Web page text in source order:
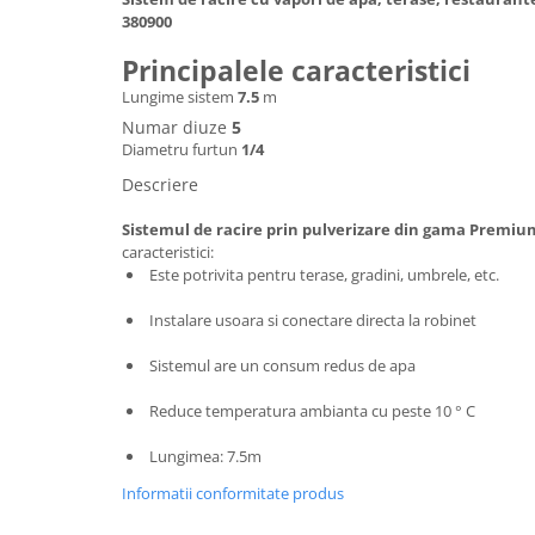
Hote bucatarie
Hote cupolare
Hote decorative
Hote incorporabile
Hote telescopice
Hote traditionale
Masini de spalat rufe verticale
Uscatoare de rufe
380900
Principalele caracteristici
Lungime sistem 7.5 m
Numar diuze 5
Diametru furtun 1/4
Descriere
Sistemul de racire prin pulverizare din gama
caracteristici:
Este potrivita pentru terase, gradini, umbrele, etc.
Instalare usoara si conectare directa la robinet
Sistemul are un consum redus de apa
Reduce temperatura ambianta cu peste 10 ° C
Lungimea: 7.5m
Informatii conformitate produs